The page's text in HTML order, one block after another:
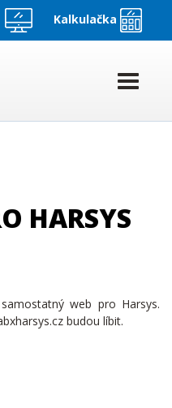
Kalkulačka
HARSYS
web pro Harsys.
budou líbit.